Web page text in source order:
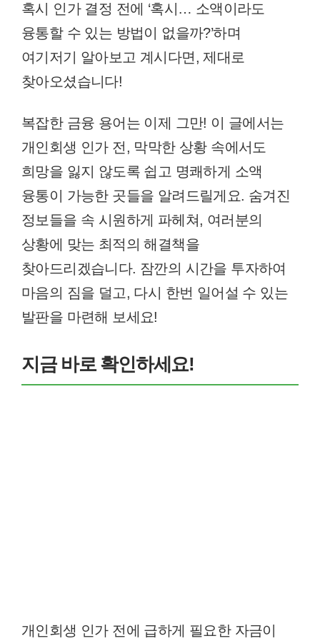
혹시 인가 결정 전에 ‘혹시… 소액이라도
융통할 수 있는 방법이 없을까?’하며
여기저기 알아보고 계시다면, 제대로
찾아오셨습니다!
복잡한 금융 용어는 이제 그만! 이 글에서는
개인회생 인가 전, 막막한 상황 속에서도
희망을 잃지 않도록 쉽고 명쾌하게 소액
융통이 가능한 곳들을 알려드릴게요. 숨겨진
정보들을 속 시원하게 파헤쳐, 여러분의
상황에 맞는 최적의 해결책을
찾아드리겠습니다. 잠깐의 시간을 투자하여
마음의 짐을 덜고, 다시 한번 일어설 수 있는
발판을 마련해 보세요!
지금 바로 확인하세요!
개인회생 인가 전에 급하게 필요한 자금이